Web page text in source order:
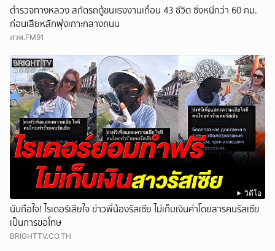
ตำรวจทางหลวง สกัดรถตู้ขนแรงงานเถื่อน 43 ชีวิต ซิ่งหนีกว่า 60 กม.
ก่อนเสียหลักพุ่งเกาะกลางถนน
สวพ.FM91
วิดีโอ
นับถือใจ! ไรเดอร์เสียใจ ข่าวพี่น้องรัสเซีย ไม่เก็บเงินค่าโดยสารคนรัสเซีย
เป็นการขอโทษ
BRIGHTTV.CO.TH